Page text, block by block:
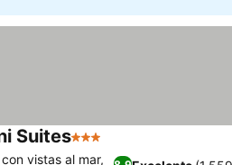
Suites3 Estrellas
vistas al mar,